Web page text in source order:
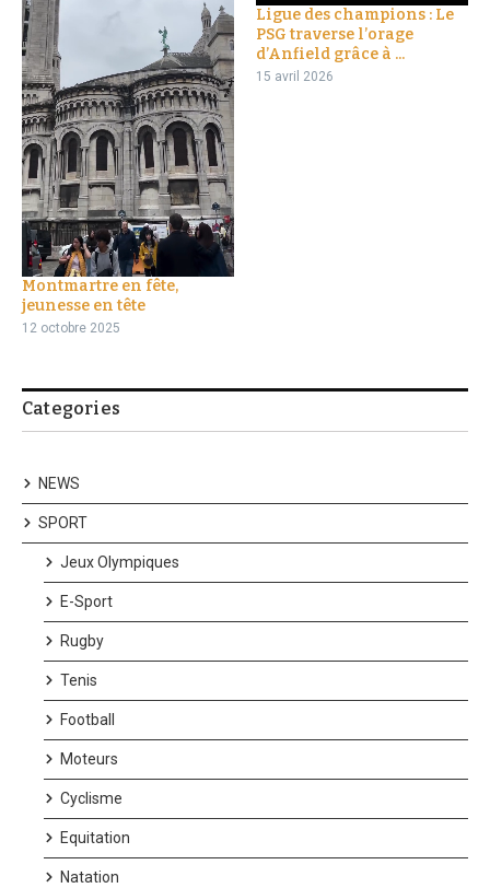
Montmartre en fête,
jeunesse en tête
12 octobre 2025
Ligue des champions : Le
PSG traverse l’orage
d’Anfield grâce à ...
15 avril 2026
Categories
NEWS
SPORT
Jeux Olympiques
E-Sport
Rugby
Tenis
Football
Moteurs
Cyclisme
Equitation
Natation